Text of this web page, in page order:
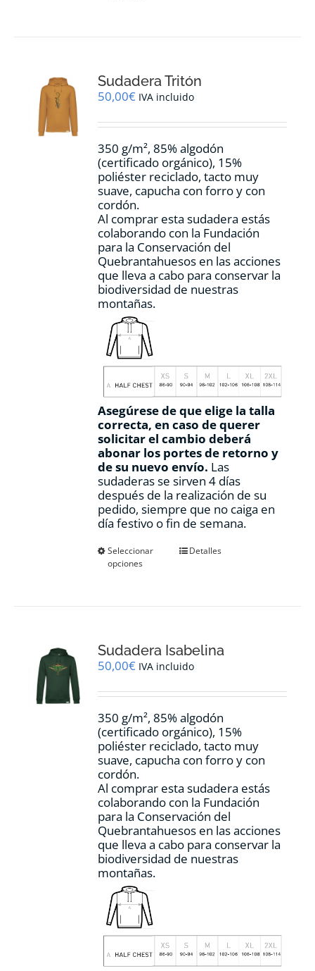
se
pueden
en
página
de
producto
Sudadera Tritón
50,00€ IVA incluido
350 g/m², 85% algodón
(certificado orgánico), 15%
poliéster reciclado, tacto muy
suave, capucha con forro y con
cordón.
Al comprar esta sudadera estás
colaborando con la Fundación
para la Conservación del
Quebrantahuesos en las acciones
que lleva a cabo para conservar la
biodiversidad de nuestras
montañas.
Asegúrese de que elige la talla
correcta, en caso de querer
solicitar el cambio deberá
abonar los portes de retorno y
de su nuevo envío. Las
sudaderas se sirven 4 días
después de la realización de su
pedido, siempre que no caiga en
día festivo o fin de semana.
Seleccionar
opciones
Este
se
pueden
en
página
de
producto
Detalles
Sudadera Isabelina
50,00€ IVA incluido
350 g/m², 85% algodón
(certificado orgánico), 15%
poliéster reciclado, tacto muy
suave, capucha con forro y con
cordón.
Al comprar esta sudadera estás
colaborando con la Fundación
para la Conservación del
Quebrantahuesos en las acciones
que lleva a cabo para conservar la
biodiversidad de nuestras
montañas.